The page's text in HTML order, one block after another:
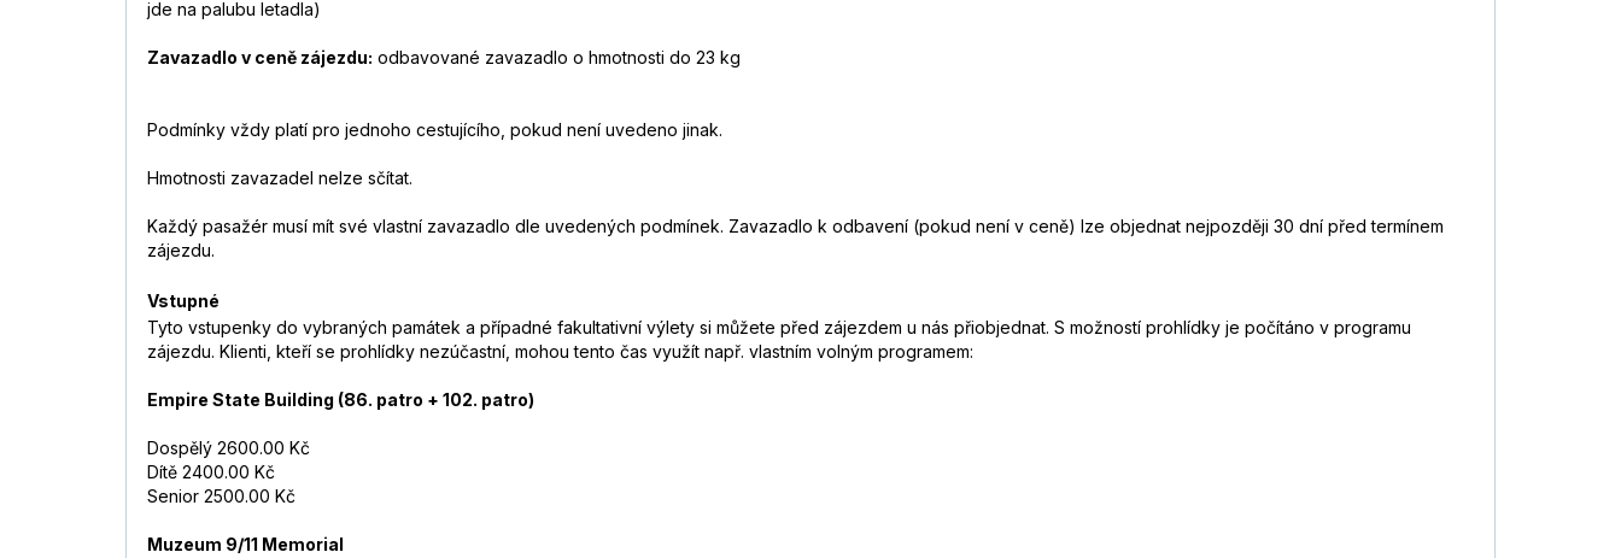
jde na palubu letadla)
Zavazadlo v ceně zájezdu: odbavované zavazadlo o hmotnosti do 23 kg
Podmínky vždy platí pro jednoho cestujícího, pokud není uvedeno jinak.
Hmotnosti zavazadel nelze sčítat.
Každý pasažér musí mít své vlastní zavazadlo dle uvedených podmínek. Zavazadlo k odbavení (pokud není v ceně) lze objednat nejpozději 30 dní před termínem
zájezdu.
Vstupné
Tyto vstupenky do vybraných památek a případné fakultativní výlety si můžete před zájezdem u nás přiobjednat. S možností prohlídky je počítáno v programu
zájezdu. Klienti, kteří se prohlídky nezúčastní, mohou tento čas využít např. vlastním volným programem:
Empire State Building (86. patro + 102. patro)
Dospělý 2600.00 Kč
Dítě 2400.00 Kč
Senior 2500.00 Kč
Muzeum 9/11 Memorial